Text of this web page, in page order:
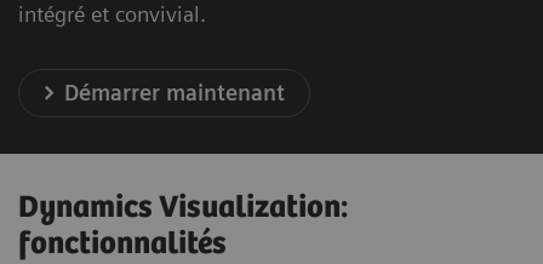
intégré et convivial.
Démarrer maintenant
Dynamics Visualization:
fonctionnalités